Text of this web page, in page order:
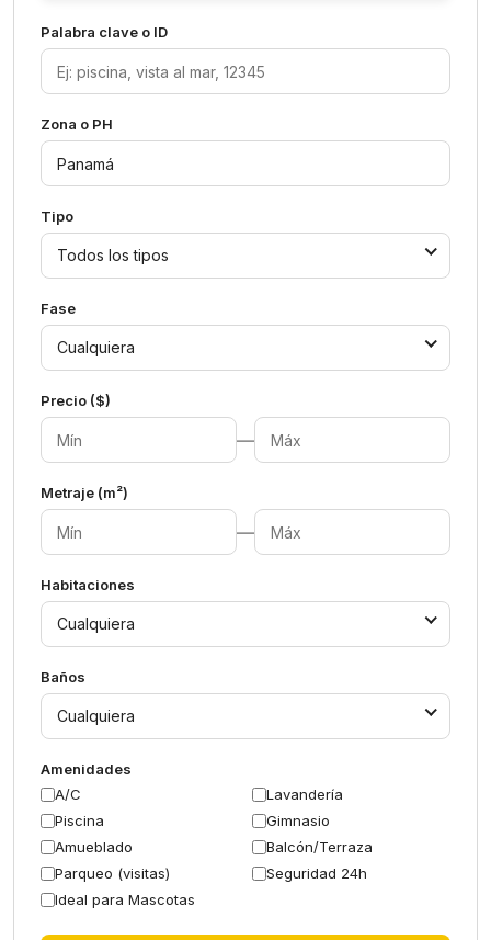
Palabra clave o ID
Zona o PH
Tipo
Todos los tipos
Fase
Cualquiera
Precio ($)
—
Metraje (m²)
—
Habitaciones
Cualquiera
Baños
Cualquiera
Amenidades
A/C
Lavandería
Piscina
Gimnasio
Amueblado
Balcón/Terraza
Parqueo (visitas)
Seguridad 24h
Ideal para Mascotas